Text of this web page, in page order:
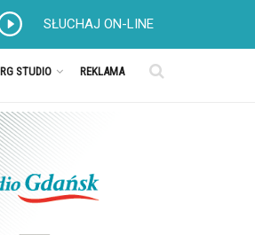
SŁUCHAJ ON-LINE
RG STUDIO REKLAMA